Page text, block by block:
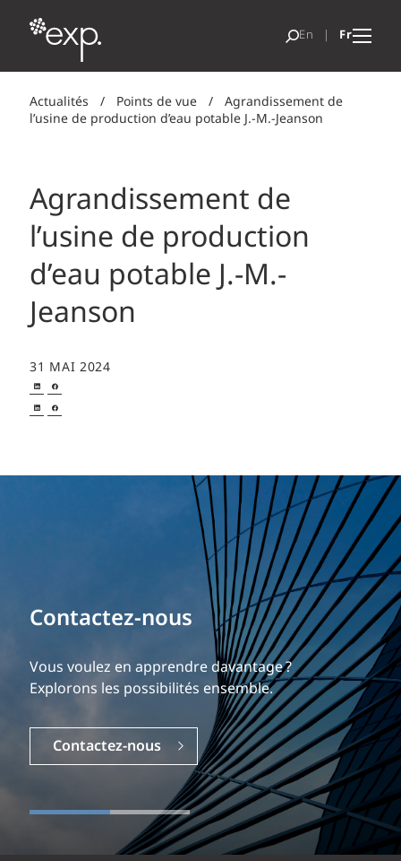
Actualités / Points de vue / Agrandissement de
l’usine de production d’eau potable J.-M.-Jeanson
Agrandissement de
l’usine de production
d’eau potable J.-M.-
Jeanson
31 MAI 2024
Contactez-nous
Vous voulez en apprendre davantage ?
Explorons les possibilités ensemble.
Contactez-nous
Bâtissez votre carrière
Notre expérience est ce qui nous différencie.
Explorez une carrière dynamique et gratifiante
chez EXP.
Carrières